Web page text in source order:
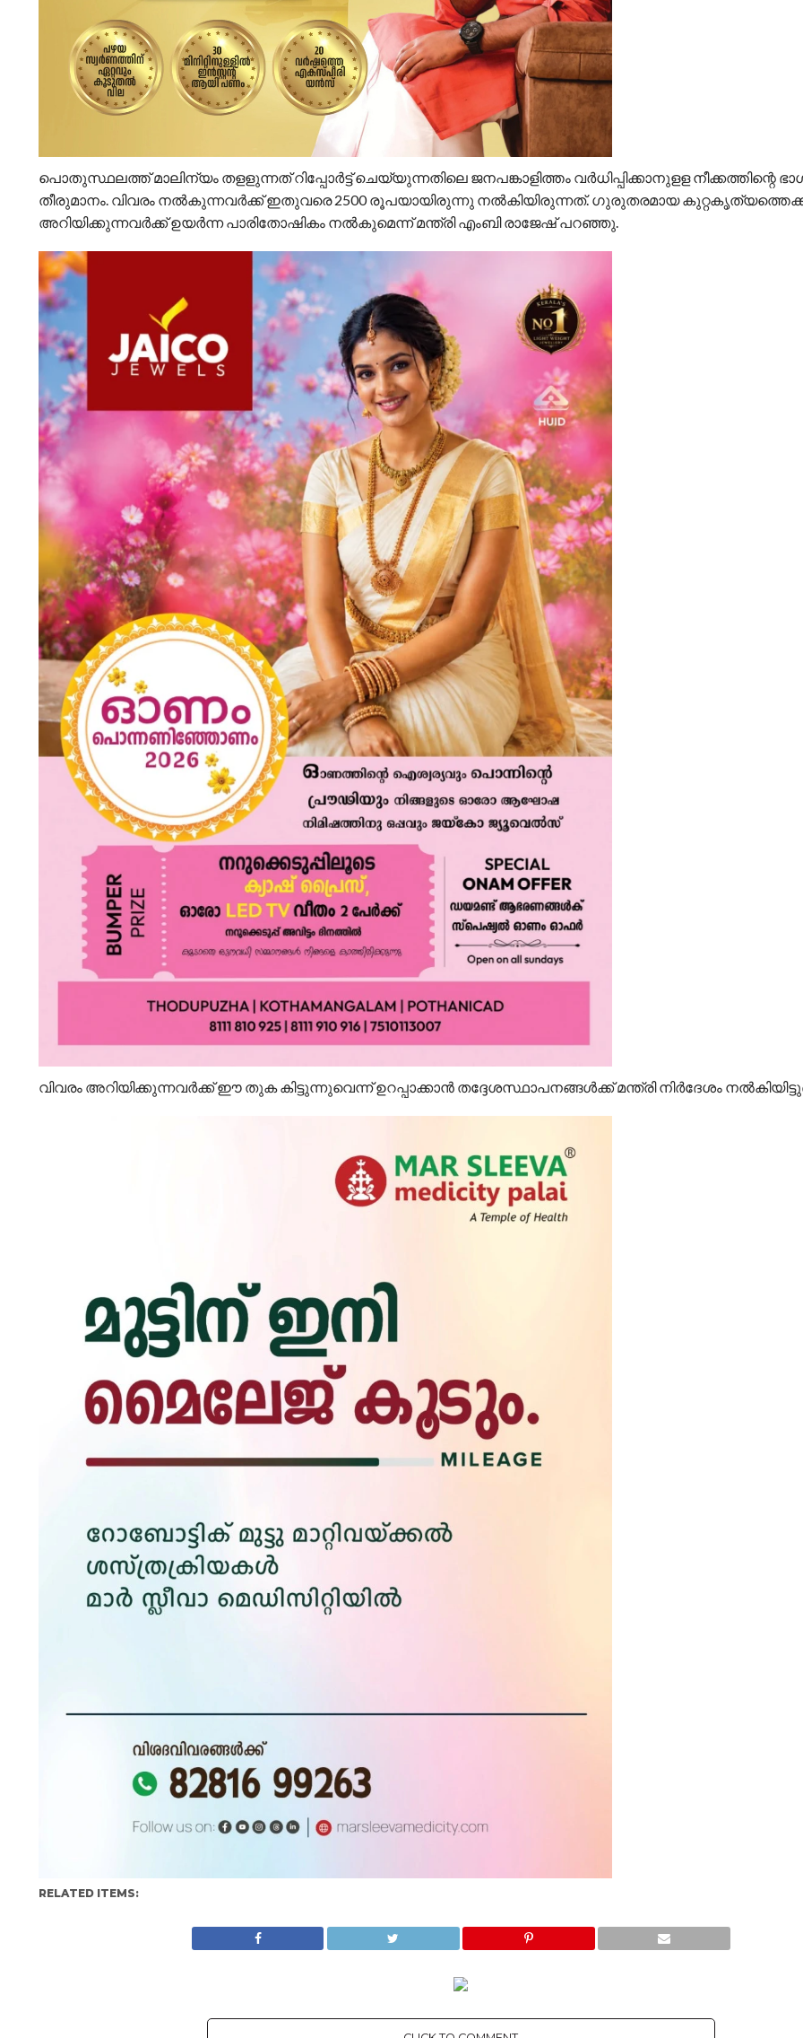
പൊതുസ്ഥലത്ത് മാലിന്യം തളളുന്നത് റിപ്പോര്‍ട്ട് ചെയ്യുന്നതിലെ ജനപങ്കാളിത്തം വര്‍ധിപ്പിക്കാനുളള നീക്കത്തിന്റെ
തീരുമാനം. വിവരം നല്‍കുന്നവര്‍ക്ക് ഇതുവരെ 2500 രൂപയായിരുന്നു നല്‍കിയിരുന്നത്. ഗുരുതരമായ
അറിയിക്കുന്നവര്‍ക്ക് ഉയര്‍ന്ന പാരിതോഷികം നല്‍കുമെന്ന് മന്ത്രി എംബി രാജേഷ് പറഞ്ഞു.
വിവരം അറിയിക്കുന്നവര്‍ക്ക് ഈ തുക കിട്ടുന്നുവെന്ന് ഉറപ്പാക്കാന്‍ തദ്ദേശസ്ഥാപനങ്ങള്‍ക്ക് മന്ത്രി നിര്‍ദേശം
RELATED ITEMS: